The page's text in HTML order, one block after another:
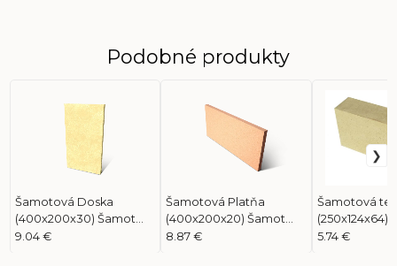
Podobné produkty
Šamotová Doska
(400x200x30) Šamot
Ťahaný
9.04 €
Šamotová Platňa
(400x200x20) Šamot
Ťahaný HBO+
8.87 €
Šamotová
(250x124x64)
5.74 €